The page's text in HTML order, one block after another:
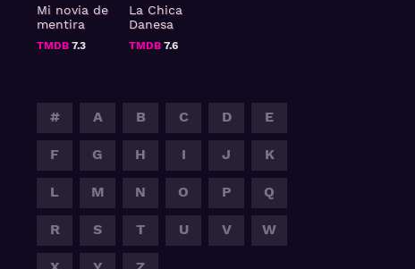
Mi novia de
mentira
TMDB 7.3
La Chica
Danesa
TMDB7.6
# A B C D E
F G H I J K
L M N O P Q
R S T U V W